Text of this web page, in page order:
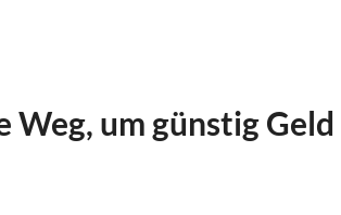
Weg, um günstig